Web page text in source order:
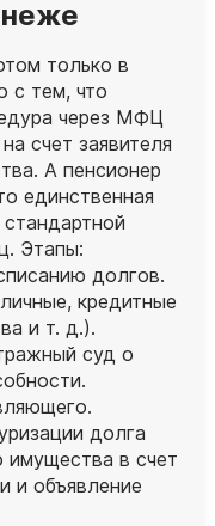
только в
с тем, что
через МФЦ
счет заявителя
А пенсионер
единственная
Этапы:
долгов.
кредитные
и т. д.).
суд о
долга
в счет
и объявление